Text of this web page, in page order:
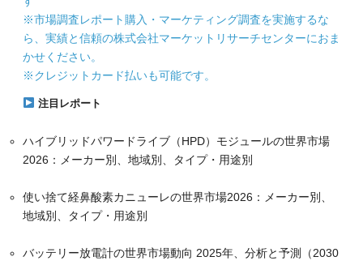
※市場調査レポート購入・マーケティング調査を実施するな
ら、実績と信頼の株式会社マーケットリサーチセンターにおま
かせください。
※クレジットカード払いも可能です。
注目レポート
ハイブリッドパワードライブ（HPD）モジュールの世界市場
2026：メーカー別、地域別、タイプ・用途別
使い捨て経鼻酸素カニューレの世界市場2026：メーカー別、
地域別、タイプ・用途別
バッテリー放電計の世界市場動向 2025年、分析と予測（2030